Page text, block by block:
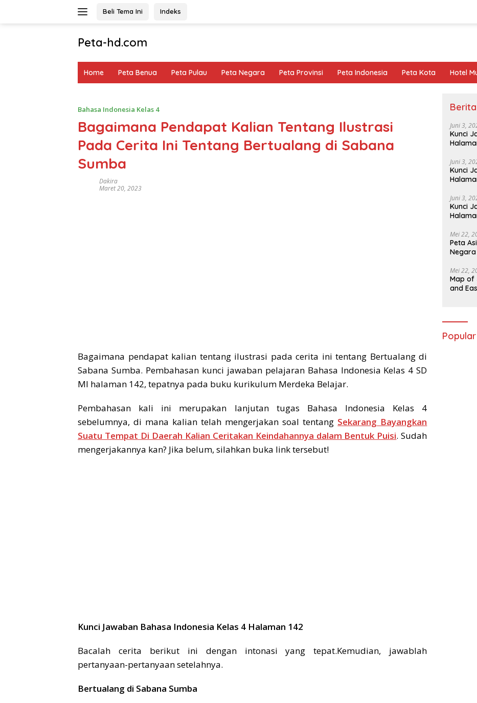
Beli Tema Ini Indeks
Peta-hd.com
Gambar
Home Peta Benua Peta Pulau Peta Negara Peta Provinsi Peta Indonesia Peta Kota Hotel
Bahasa Indonesia Kelas 4
Bagaimana Pendapat Kalian Tentang Ilustrasi
Pada Cerita Ini Tentang Bertualang di Sabana
Sumba
Dakira
Maret 20, 2023
Bagaimana pendapat kalian tentang ilustrasi pada cerita ini tentang Bertualang di
Sabana Sumba. Pembahasan kunci jawaban pelajaran Bahasa Indonesia Kelas 4 SD
MI halaman 142, tepatnya pada buku kurikulum Merdeka Belajar.
Pembahasan kali ini merupakan lanjutan tugas Bahasa Indonesia Kelas 4
sebelumnya, di mana kalian telah mengerjakan soal tentang Sekarang Bayangkan
Suatu Tempat Di Daerah Kalian Ceritakan Keindahannya dalam Bentuk Puisi. Sudah
mengerjakannya kan? Jika belum, silahkan buka link tersebut!
Kunci Jawaban Bahasa Indonesia Kelas 4 Halaman 142
Bacalah cerita berikut ini dengan intonasi yang tepat.Kemudian, jawablah
pertanyaan-pertanyaan setelahnya.
Bertualang di Sabana Sumba
Juni 3,
Kunci
Juni 3,
Kunci
Juni 3,
Kunci
Mei 22,
Peta
Mei 22,
Map of
and